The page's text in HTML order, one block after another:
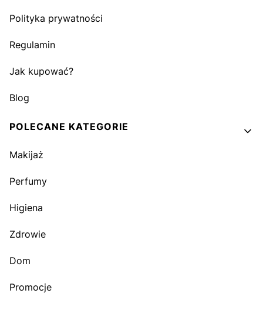
Polityka prywatności
Regulamin
Jak kupować?
Blog
POLECANE KATEGORIE
Makijaż
Perfumy
Higiena
Zdrowie
Dom
Promocje